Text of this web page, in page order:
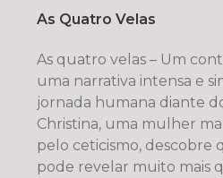
As Quatro Velas
As quatro velas – Um
uma narrativa intensa e
jornada humana diante
Christina, uma mulher
pelo ceticismo, descobre
pode revelar muito mais